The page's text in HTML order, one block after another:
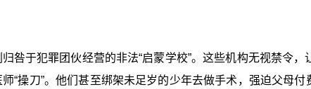
咎于犯罪团伙经营的非法“启蒙学校”。这些机构无视禁令
“操刀”。他们甚至绑架未足岁的少年去做手术，强迫父母